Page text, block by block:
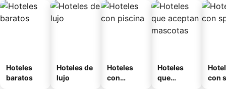
Hoteles
baratos
Hoteles de
lujo
Hoteles
con
Hoteles
que
con